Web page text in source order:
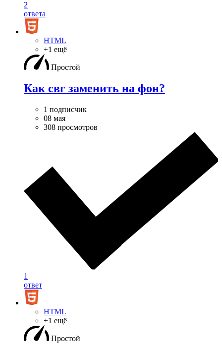
2
ответа
HTML
+1 ещё
Простой
Как свг заменить на фон?
1 подписчик
08 мая
308 просмотров
1
ответ
HTML
+1 ещё
Простой